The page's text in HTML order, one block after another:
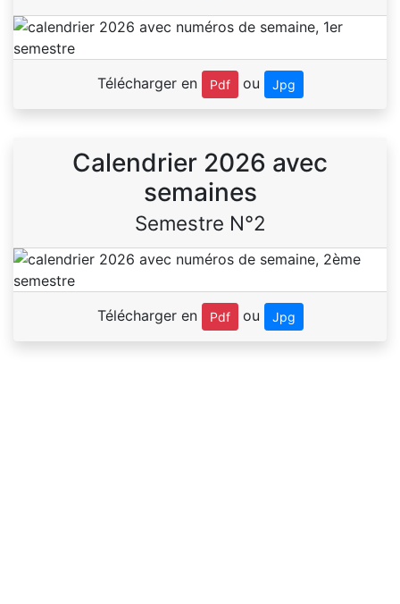
Télécharger en Pdf ou Jpg
Calendrier 2026 avec
semaines
Semestre N°2
Télécharger en Pdf ou Jpg